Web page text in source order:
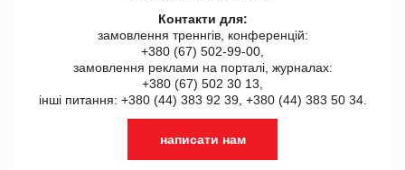
Контакти для:
замовлення треннгів, конференцій:
+380 (67) 502-99-00,
замовлення реклами на порталі, журналах:
+380 (67) 502 30 13,
інші питання: +380 (44) 383 92 39, +380 (44) 383 50 34.
написати нам